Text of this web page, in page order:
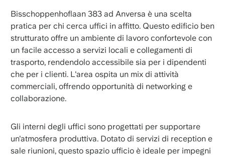
Bisschoppenhoflaan 383 ad Anversa è una scelta
pratica per chi cerca uffici in affitto. Questo edificio ben
strutturato offre un ambiente di lavoro confortevole con
un facile accesso a servizi locali e collegamenti di
trasporto, rendendolo accessibile sia per i dipendenti
che per i clienti. L'area ospita un mix di attività
commerciali, offrendo opportunità di networking e
collaborazione.
Gli interni degli uffici sono progettati per supportare
un'atmosfera produttiva. Dotato di servizi di reception e
sale riunioni, questo spazio ufficio è ideale per impegni